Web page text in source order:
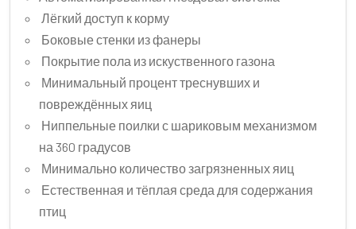
Лёгкий доступ к корму
Боковые стенки из фанеры
Покрытие пола из искуственного газона
Минимальный процент треснувших и
повреждённых яиц
Ниппельные поилки с шариковым механизмом
на 360 градусов
Минимально количество загрязненных яиц
Естественная и тёплая среда для содержания
птиц